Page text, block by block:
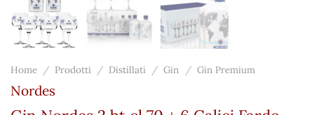
Home / Prodotti / Distillati / Gin / Gin Premium
Nordes